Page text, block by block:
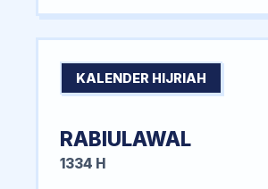
KALENDER HIJRIAH
RABIULAWAL
1334 H